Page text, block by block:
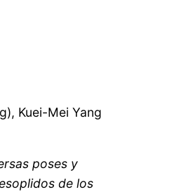
Kuei-Mei Yang
poses y
de los